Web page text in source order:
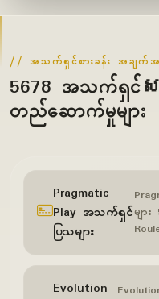
အသက်ရှင်စားခန်း အချက်အ
5678 အသက်ရှင်
တည်ဆောက်မှုများ
Pragmatic
Play အသက်ရှင်
ပြသများ
မျာ
Evolution